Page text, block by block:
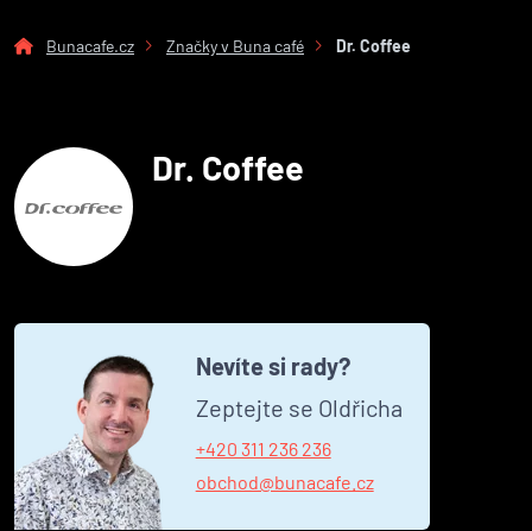
Bunacafe.cz Značky v Buna café Dr. Coffee
Dr. Coffee
Nevíte si rady?
Zeptejte se Oldřicha
+420 311 236 236
obchod@bunacafe.cz